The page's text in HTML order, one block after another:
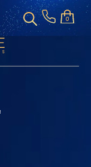
0